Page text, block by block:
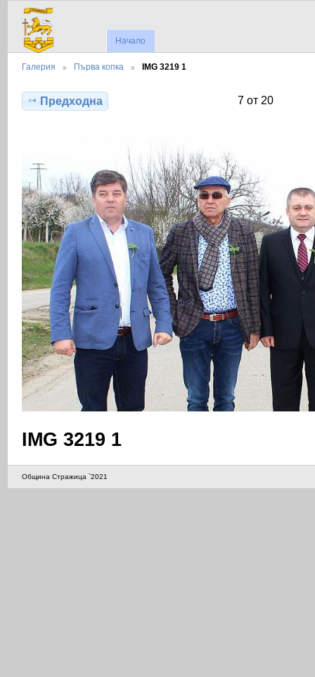
Начало
Галерия Първа копка IMG 3219 1
Предходна 7 от 20
IMG 3219 1
Община Стражица `2021